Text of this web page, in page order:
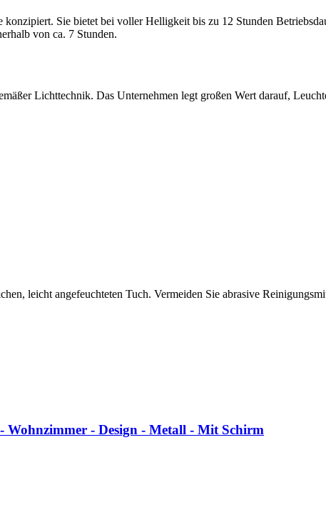
Sie bietet bei voller Helligkeit bis zu 12 Stunden
von ca. 7 Stunden.
Lichttechnik. Das Unternehmen legt großen Wert darauf,
leicht angefeuchteten Tuch. Vermeiden Sie abrasive
Wohnzimmer - Design - Metall - Mit Schirm